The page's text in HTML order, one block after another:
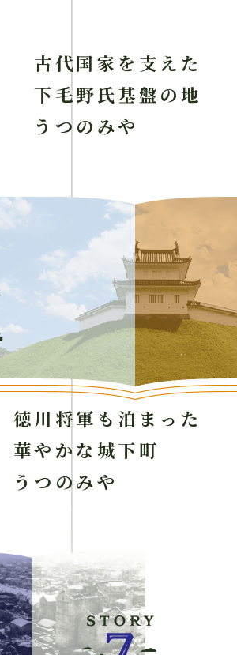
古代国家を支えた
下毛野氏基盤の地
うつのみや
徳川将軍も泊まった
華やかな城下町
うつのみや